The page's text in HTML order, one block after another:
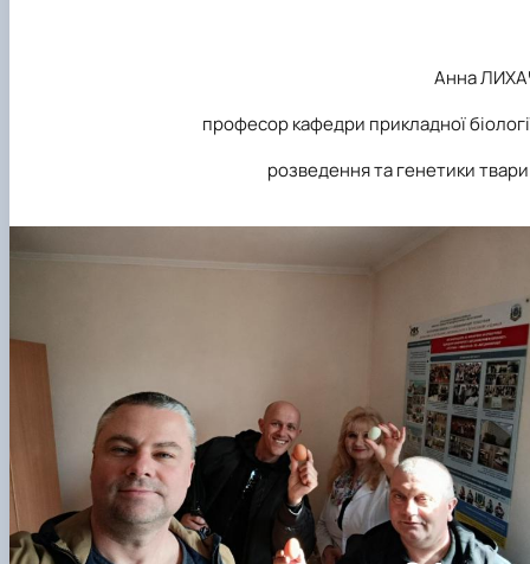
Анна
професор кафедри прикладної
розведення та генетики